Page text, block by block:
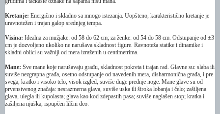
Kretanje: Energično i skladno sa mnogo istezanja. Uopšteno, karakteristično kretanje je
uravnotežen i trajan galop srednjeg tempa.
Visina: Idealna za mužjake: od 58 do 62 cm; za ženke: od 54 do 58 cm. Odstupanje od ±3
cm je dozvoljeno ukoliko ne narušava skladnost figure. Ravnoteža statike i dinamike i
skladni oblici su važniji od mera izraženih u centimetrima.
Mane: Sve mane koje narušavaju građu, skladnost pokreta i trajan rad. Glavne su: slaba ili
suviše nezgrapna građa, osetno odstupanje od navedenih mera, disharmonična građa, i pre
svega, kratko i visoko telo, visok izgled, suviše duge prednje noge. Mane glave su od
prvenstvenog značaja: nesrazmerna glava, suviše uska ili široka lobanja i čelo; zašiljena
glava, ulegla ili kupolasta; glava kao kod zdepastih pasa; suviše naglašen stop; kratka i
zašiljena njuška, ispupčen lilčni deo.